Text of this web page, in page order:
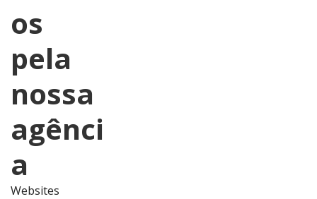
os
pela
nossa
agênci
a
Websites